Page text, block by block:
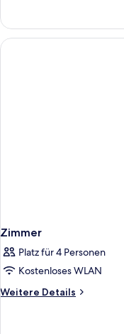
room
Zimmer
Platz für 4 Personen
Kostenloses WLAN
Weitere Details
Weitere